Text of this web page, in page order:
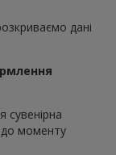
дані
сувенірна
до моменту